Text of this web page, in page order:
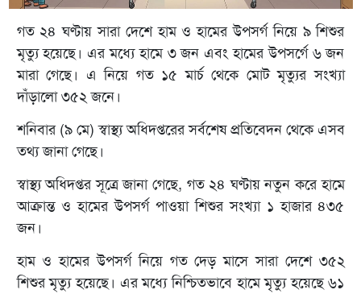
গত ২৪ ঘণ্টায় সারা দেশে হাম ও হামের উপসর্গ নিয়ে ৯ শিশুর
মৃত্যু হয়েছে। এর মধ্যে হামে ৩ জন এবং হামের উপসর্গে ৬ জন
মারা গেছে। এ নিয়ে গত ১৫ মার্চ থেকে মোট মৃত্যুর সংখ্যা
দাঁড়ালো ৩৫২ জনে।
শনিবার (৯ মে) স্বাস্থ্য অধিদপ্তরের সর্বশেষ প্রতিবেদন থেকে এসব
তথ্য জানা গেছে।
স্বাস্থ্য অধিদপ্তর সূত্রে জানা গেছে, গত ২৪ ঘণ্টায় নতুন করে হামে
আক্রান্ত ও হামের উপসর্গ পাওয়া শিশুর সংখ্যা ১ হাজার ৪৩৫
জন।
হাম ও হামের উপসর্গ নিয়ে গত দেড় মাসে সারা দেশে ৩৫২
শিশুর মৃত্যু হয়েছে। এর মধ্যে নিশ্চিতভাবে হামে মৃত্যু হয়েছে ৬১